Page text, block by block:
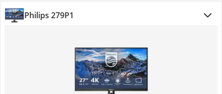
Philips 279P1